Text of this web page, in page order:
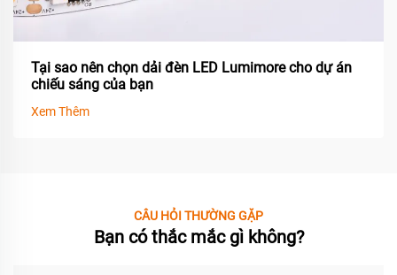
Tại sao nên chọn dải đèn LED Lumimore cho dự án
chiếu sáng của bạn
Xem Thêm
CÂU HỎI THƯỜNG GẶP
Bạn có thắc mắc gì không?